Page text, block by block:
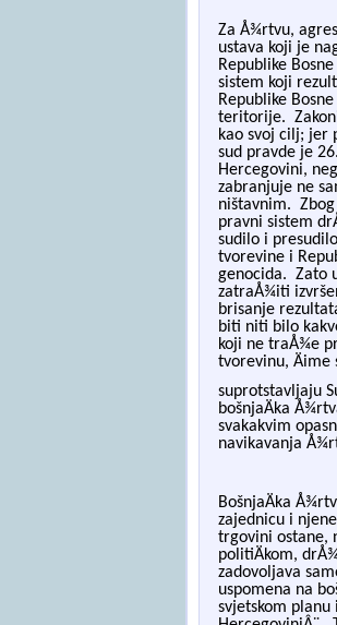
Za Å¾rtvu,
ustava koji je
Republike
sistem koji
Republike B
teritorije.
kao svoj cilj; jer
sud pravde je
Hercegovini,
zabranjuje ne
ništavnim.
pravni sistem
sudilo i
tvorevine i
genocida. Zato
zatraÅ¾iti
brisanje
biti niti bilo
koji ne traÅ¾e
tvorevinu, Äime
suprotstavljaju
bošnjaÄka
svakakvim
navikavanja
BošnjaÄka
zajednicu i
trgovini ostane,
politiÄkom,
zadovoljava
uspomena na
svjetskom planu